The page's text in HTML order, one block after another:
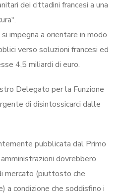
dei cittadini francesi a una
impegna a orientare in modo
verso soluzioni francesi ed
4,5 miliardi di euro.
Delegato per la Funzione
di disintossicarci dalle
pubblicata dal Primo
dovrebbero
mercato (piuttosto che
a condizione che soddisfino i